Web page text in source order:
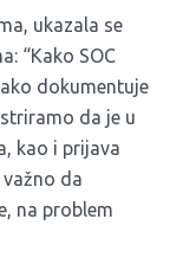
ukazala se
“Kako SOC
dokumentuje
da je u
kao i prijava
da
na problem